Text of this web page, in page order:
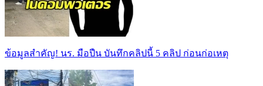
ข้อมูลสำคัญ! นร. มือปืน บันทึกคลิปนี้ 5 คลิป ก่อนก่อเหตุ